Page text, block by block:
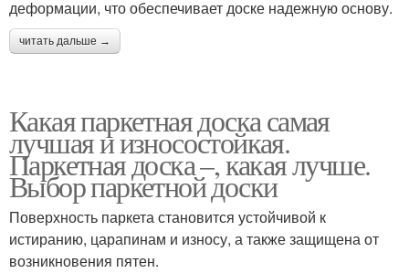
деформации, что обеспечивает доске надежную основу.
читать дальше →
Какая паркетная доска самая
лучшая и износостойкая.
Паркетная доска –, какая лучше.
Выбор паркетной доски
Поверхность паркета становится устойчивой к
истиранию, царапинам и износу, а также защищена от
возникновения пятен.